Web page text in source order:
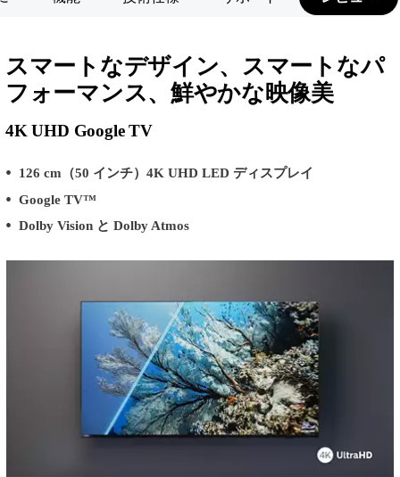
スマートなデザイン、スマートなパ
フォーマンス、鮮やかな映像美
4K UHD Google TV
126 cm（50 インチ）4K UHD LED ディスプレイ
Google TV™
Dolby Vision と Dolby Atmos